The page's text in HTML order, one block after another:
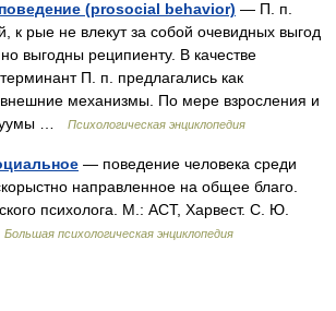
(prosocial behavior) — П. п.
к рые не влекут за собой очевидных выгод
выгодны реципиенту. В качестве
П. п. предлагались как
внешние механизмы. По мере взросления и
…
Психологическая энциклопедия
— поведение человека среди
направленное на общее благо.
психолога. М.: АСТ, Харвест. С. Ю.
Большая психологическая энциклопедия